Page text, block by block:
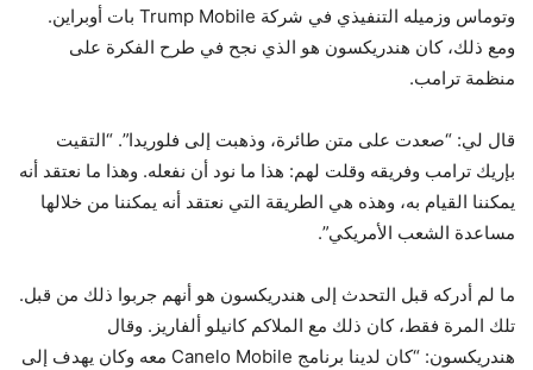
وتوماس وزميله التنفيذي في شركة Trump Mobile بات أوبراين.
ومع ذلك، كان هندريكسون هو الذي نجح في طرح الفكرة على
منظمة ترامب.
قال لي: “صعدت على متن طائرة، وذهبت إلى فلوريدا”. “التقيت
بإريك ترامب وفريقه وقلت لهم: هذا ما نود أن نفعله. وهذا ما نعتقد أنه
يمكننا القيام به، وهذه هي الطريقة التي نعتقد أنه يمكننا من خلالها
مساعدة الشعب الأمريكي”.
ما لم أدركه قبل التحدث إلى هندريكسون هو أنهم جربوا ذلك من قبل.
تلك المرة فقط، كان ذلك مع الملاكم كانيلو ألفاريز. وقال
هندريكسون: “كان لدينا برنامج Canelo Mobile معه وكان يهدف إلى